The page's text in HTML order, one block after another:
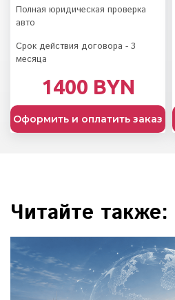
Полная юридическая проверка
авто
Срок действия договора - 3
месяца
1400 BYN
Оформить и оплатить заказ
Читайте также: